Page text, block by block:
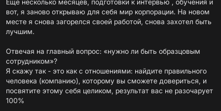
Еще несколько месяцев, подготовки к интервью , обучения и
вот, я заново открываю для себя мир корпорации. На новом
месте я снова загорелся своей работой, снова захотел быть
лучшим.
Отвечая на главный вопрос: «нужно ли быть образцовым
сотрудником»?
Я скажу так - это как с отношениями: найдите правильного
человека (компанию), которому вы сможете довериться, и
посвятите этому себя целиком, результат вас не разочарует
100%